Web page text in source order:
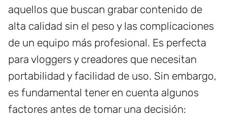
aquellos que buscan grabar contenido de
alta calidad sin el peso y las complicaciones
de un equipo más profesional. Es perfecta
para vloggers y creadores que necesitan
portabilidad y facilidad de uso. Sin embargo,
es fundamental tener en cuenta algunos
factores antes de tomar una decisión: